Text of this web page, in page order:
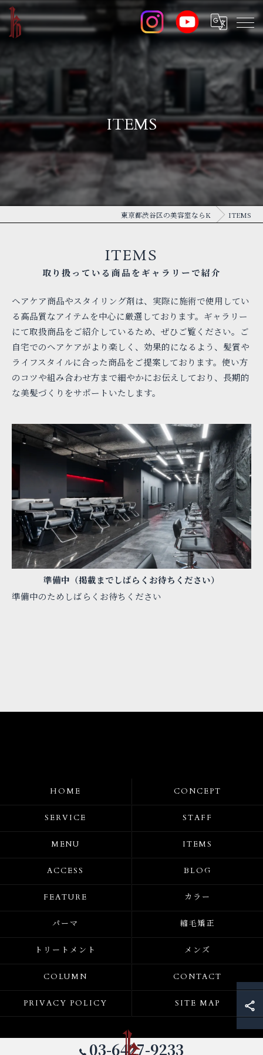
ITEMS
東京都渋谷区の美容室ならK ITEMS
ITEMS
取り扱っている商品をギャラリーで紹介
ヘアケア商品やスタイリング剤は、実際に施術で使用してい
る高品質なアイテムを中心に厳選しております。ギャラリー
にて取扱商品をご紹介しているため、ぜひご覧ください。ご
自宅でのヘアケアがより楽しく、効果的になるよう、髪質や
ライフスタイルに合った商品をご提案しております。使い方
のコツや組み合わせ方まで細やかにお伝えしており、長期的
な美髪づくりをサポートいたします。
準備中（掲載までしばらくお待ちください）
準備中のためしばらくお待ちください
03-6427-9233
HOME CONCEPT
SERVICE STAFF
MENU ITEMS
ACCESS BLOG
FEATURE カラー
パーマ 縮毛矯正
トリートメント メンズ
COLUMN CONTACT
PRIVACY POLICY SITE MAP